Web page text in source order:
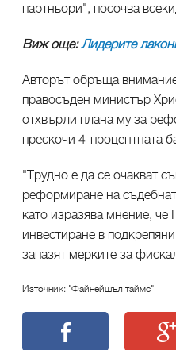
партньори", посочва
Виж още:Лидерите
Авторът обръща
правосъден министър
отхвърли плана му за
прескочи 4-процентната
"Трудно е да се очакват
реформиране на
като изразява мнение,
инвестиране в
запазят мерките за
Източник: "Файнейшъл таймс"